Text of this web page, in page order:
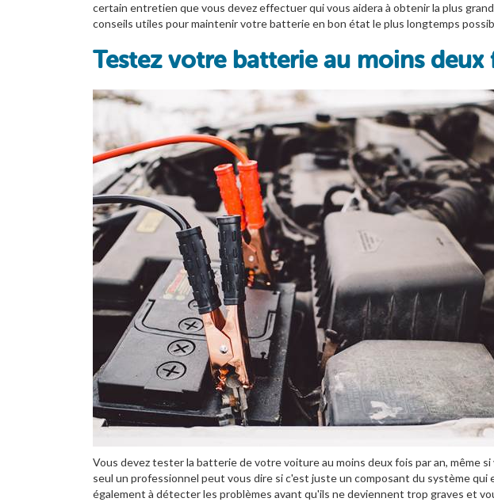
certain entretien que vous devez effectuer qui vous aidera à obtenir la plus
conseils utiles pour maintenir votre batterie en bon état le plus longtemps
Testez votre batterie au moins deux
Vous devez tester la batterie de votre voiture au moins deux fois par an, même
seul un professionnel peut vous dire si c'est juste un composant du système
également à détecter les problèmes avant qu'ils ne deviennent trop graves et